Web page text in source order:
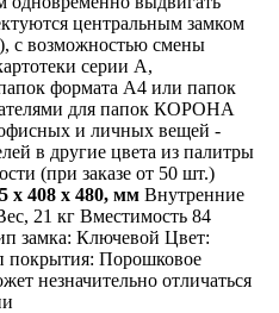
центральным замком
возможностью смены
серии А,
формата А4 или папок
для папок КОРОНА
и личных вещей -
в другие цвета из палитры
(при заказе от 50 шт.)
х 408 х 480, мм Внутренние
21 кг Вместимость 84
замка: Ключевой Цвет:
покрытия: Порошковое
незначительно отличаться